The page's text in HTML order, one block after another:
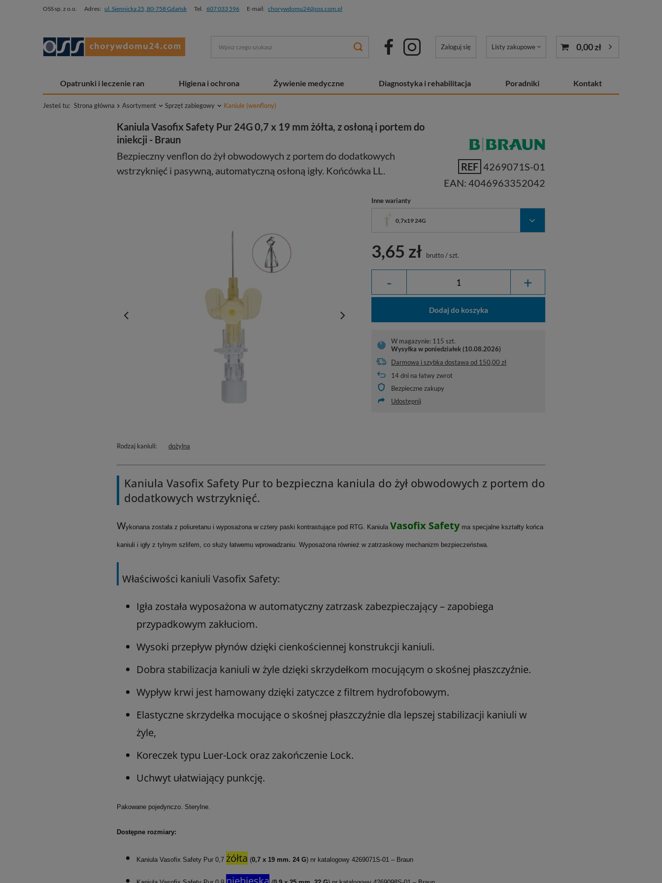
OSS sp. z o.o. Adres: ul. Siennicka 25, 80-758 Gdańsk Tel. 607 033 596 E-mail: chorywdomu24@oss.com.pl
Zaloguj się Listy zakupowe 0,00 zł
Opatrunki i leczenie ran Higiena i ochrona Żywienie medyczne Diagnostyka i rehabilitacja Poradniki Kontakt
Jesteś tu: Strona główna Asortyment Sprzęt zabiegowy Kaniule (wenflony)
Rodzaj kaniuli dożylna
Kaniula Vasofix Safety Pur 24G 0,7 x 19 mm żółta, z osłoną i portem do
iniekcji - Braun
Bezpieczny venflon do żył obwodowych z portem do dodatkowych
wstrzyknięć i pasywną, automatyczną osłoną igły. Końcówka LL.
REF 4269071S-01
EAN: 4046963352042
Inne warianty
0,7x19 24G
3,65 zł brutto/szt.
- +
Dodaj do koszyka
W magazynie: 115 szt.
Wysyłkaw poniedziałek (10.08.2026)
Darmowa i szybka dostawa od 150,00 zł
14dni na łatwy zwrot
Bezpieczne zakupy
Udostępnij
Kaniula Vasofix Safety Pur to bezpieczna kaniula do żył obwodowych z portem do
dodatkowych wstrzyknięć.
Wykonana została z poliuretanu i wyposażona w cztery paski kontrastujące pod RTG. Kaniula Vasofix Safety ma specjalne kształty końca
kaniuli i igły z tylnym szlifem, co służy łatwemu wprowadzaniu. Wyposażona również w zatrzaskowy mechanizm bezpieczeństwa.
Właściwości kaniuli Vasofix Safety:
Igła została wyposażona w automatyczny zatrzask zabezpieczający – zapobiega
przypadkowym zakłuciom.
Wysoki przepływ płynów dzięki cienkościennej konstrukcji kaniuli.
Dobra stabilizacja kaniuli w żyle dzięki skrzydełkom mocującym o skośnej płaszczyźnie.
Wypływ krwi jest hamowany dzięki zatyczce z filtrem hydrofobowym.
Elastyczne skrzydełka mocujące o skośnej płaszczyźnie dla lepszej stabilizacji kaniuli w
żyle,
Koreczek typu Luer-Lock oraz zakończenie Lock.
Uchwyt ułatwiający punkcję.
Pakowane pojedynczo. Sterylne.
Dostępne rozmiary:
Kaniula Vasofix Safety Pur 0,7 żółta (0,7 x 19 mm. 24 G) nr katalogowy 4269071S-01 – Braun